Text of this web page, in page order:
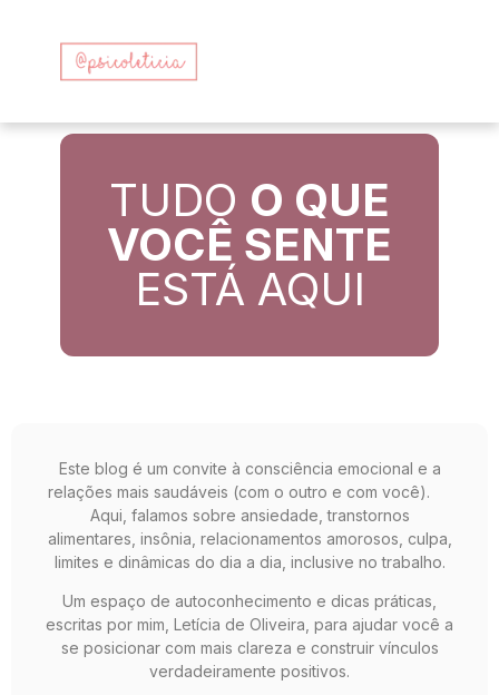
TUDO O QUE
VOCÊ SENTE
ESTÁ AQUI
Este blog é um convite à consciência emocional e a
relações mais saudáveis (com o outro e com você).
Aqui, falamos sobre ansiedade, transtornos
alimentares, insônia, relacionamentos amorosos, culpa,
limites e dinâmicas do dia a dia, inclusive no trabalho.
Um espaço de autoconhecimento e dicas práticas,
escritas por mim, Letícia de Oliveira, para ajudar você a
se posicionar com mais clareza e construir vínculos
verdadeiramente positivos.